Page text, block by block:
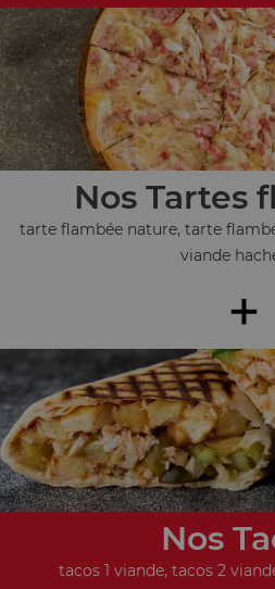
Nos Tartes
tarte flambée nature, tarte
viande
+
Nos
tacos 1 viande, tacos 2